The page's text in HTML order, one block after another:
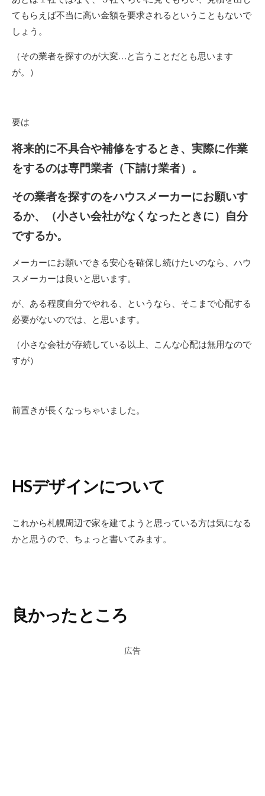
てもらえば不当に高い金額を要求されるということもないで
しょう。
（その業者を探すのが大変…と言うことだとも思います
が。）
要は
将来的に不具合や補修をするとき、実際に作業
をするのは専門業者（下請け業者）。
その業者を探すのをハウスメーカーにお願いす
るか、（小さい会社がなくなったときに）自分
でするか。
メーカーにお願いできる安心を確保し続けたいのなら、ハウ
スメーカーは良いと思います。
が、ある程度自分でやれる、というなら、そこまで心配する
必要がないのでは、と思います。
（小さな会社が存続している以上、こんな心配は無用なので
すが）
前置きが長くなっちゃいました。
HSデザインについて
これから札幌周辺で家を建てようと思っている方は気になる
かと思うので、ちょっと書いてみます。
良かったところ
広告